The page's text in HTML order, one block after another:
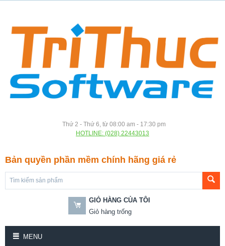
Thứ 2 - Thứ 6, từ 08:00 am - 17:30 pm
HOTLINE: (028) 22443013
Bản quyền phần mềm chính hãng giá rẻ
GIỎ HÀNG CỦA TÔI
Giỏ hàng trống
MENU